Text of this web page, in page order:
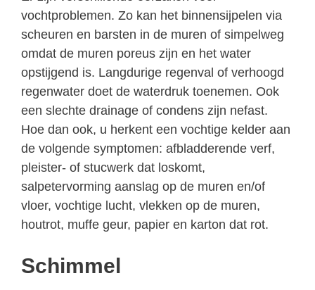
vochtproblemen. Zo kan het binnensijpelen via
scheuren en barsten in de muren of simpelweg
omdat de muren poreus zijn en het water
opstijgend is. Langdurige regenval of verhoogd
regenwater doet de waterdruk toenemen. Ook
een slechte drainage of condens zijn nefast.
Hoe dan ook, u herkent een vochtige kelder aan
de volgende symptomen: afbladderende verf,
pleister- of stucwerk dat loskomt,
salpetervorming aanslag op de muren en/of
vloer, vochtige lucht, vlekken op de muren,
houtrot, muffe geur, papier en karton dat rot.
Schimmel